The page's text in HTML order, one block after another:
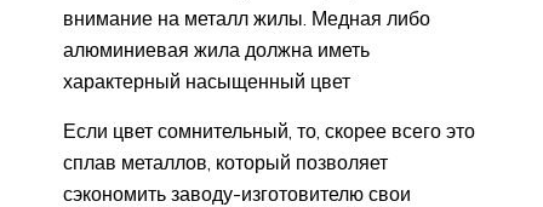
внимание на металл жилы. Медная либо
алюминиевая жила должна иметь
характерный насыщенный цвет
Если цвет сомнительный, то, скорее всего это
сплав металлов, который позволяет
сэкономить заводу-изготовителю свои